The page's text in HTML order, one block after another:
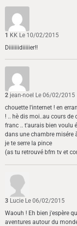
1 KK Le 10/02/2015
Diiiiiiidiiiiier!!
2 jean-noel Le 06/02/2015
chouette l'internet ! en
! .. hè dis moi..au cours de
franc .. t'aurais bien voulu
dans une chambre misére
je te serre la pince
(as tu retrouvé bfm tv et
3 Lucie Le 06/02/2015
Waouh ! Eh bien j'espère
aventures autour du